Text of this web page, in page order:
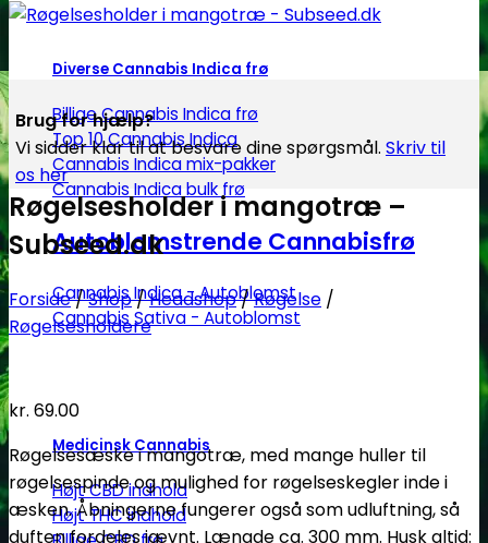
Diverse Cannabis Indica frø
Billige Cannabis Indica frø
Top 10 Cannabis Indica
Cannabis Indica mix-pakker
Cannabis Indica bulk frø
Autoblomstrende Cannabisfrø
Cannabis Indica - Autoblomst
Cannabis Sativa - Autoblomst
Medicinsk Cannabis
Højt CBD indhold
Højt THC indhold
Brug for hjælp?
Vi sidder klar til at besvare dine spørgsmål. Skriv til
os her
Røgelsesholder i mangotræ –
Subseed.dk
Forside/Shop/Headshop/Røgelse /
Røgelsesholdere
kr. 69.00
Røgelsesæske i mangotræ, med mange huller til
røgelsespinde og mulighed for røgelseskegler inde i
æsken. Åbningerne fungerer også som udluftning, så
duften fordeles jævnt. Længde ca. 300 mm. Husk altid: